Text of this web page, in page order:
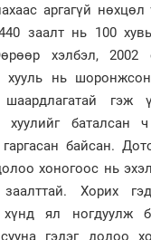
аргагүй
заалт нь 100
хэлбэл, 2002
хууль нь
шаардлагатай гэж
хуулийг баталсан
байсан.
хоногоос нь
заалттай. Хорих
ял ногдуулж
гэдэг долоо